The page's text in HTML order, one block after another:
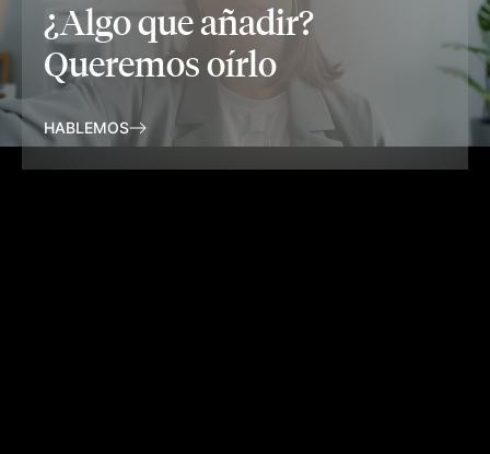
¿Algo que añadir?
Queremos oírlo
HABLEMOS